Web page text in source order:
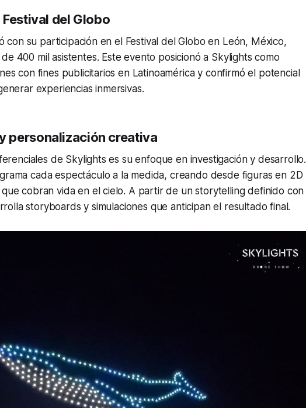
del Globo
con su participación en el Festival del Globo en León, México,
400 mil asistentes. Este evento posicionó a Skylights como
con fines publicitarios en Latinoamérica y confirmó el potencial
experiencias inmersivas.
personalización creativa
de Skylights es su enfoque en investigación y desarrollo.
cada espectáculo a la medida, creando desde figuras en 2D
que cobran vida en el cielo. A partir de un storytelling definido con
storyboards y simulaciones que anticipan el resultado final.